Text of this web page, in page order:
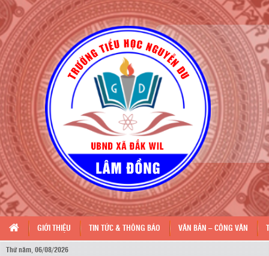
GIỚI THIỆU TIN TỨC & THÔNG BÁO VĂN BẢN – CÔNG VĂN
Thứ năm, 06/08/2026